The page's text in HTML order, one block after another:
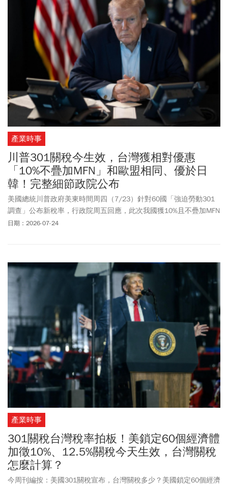
產業時事
川普301關稅今生效，台灣獲相對優惠
「10%不疊加MFN」和歐盟相同、優於日
韓！完整細節政院公布
美國總統川普政府美東時間周四（7/23）針對60國「強迫勞動301
調查」公布新稅率，行政院周五回應，此次我國獲10%且不疊加MFN
相對優惠待遇，將持續爭取我國家及產業最佳利益。行政院解釋，
日期：2026-07-24
產業時事
301關稅台灣稅率拍板！美鎖定60個經濟體
加徵10%、12.5%關稅今天生效，台灣關稅
怎麼計算？
今周刊編按：美國301關稅宣布，台灣關稅多少？美國鎖定60個經濟